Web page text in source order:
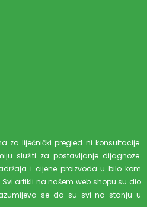
za liječnički pregled ni konsultacije.
služiti za postavljanje dijagnoze.
i cijene proizvoda u bilo kom
artikli na našem web shopu su dio
se da su svi na stanju u